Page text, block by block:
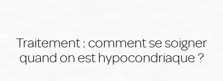
Traitement : comment se soigner
quand on est hypocondriaque ?